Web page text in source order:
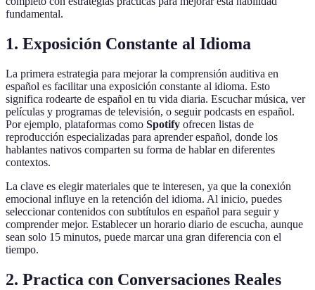
fundamental.
1. Exposición Constante al Idioma
La primera estrategia para mejorar la comprensión auditiva en
español es facilitar una exposición constante al idioma. Esto
significa rodearte de español en tu vida diaria. Escuchar música, ver
películas y programas de televisión, o seguir podcasts en español.
Por ejemplo, plataformas como Spotify ofrecen listas de
reproducción especializadas para aprender español, donde los
hablantes nativos comparten su forma de hablar en diferentes
contextos.
La clave es elegir materiales que te interesen, ya que la conexión
emocional influye en la retención del idioma. Al inicio, puedes
seleccionar contenidos con subtítulos en español para seguir y
comprender mejor. Establecer un horario diario de escucha, aunque
sean solo 15 minutos, puede marcar una gran diferencia con el
tiempo.
2. Practica con Conversaciones Reales